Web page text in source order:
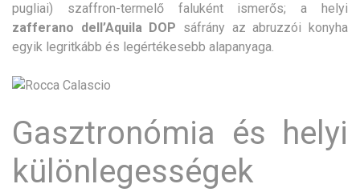
pugliai) szaffron-termelő faluként ismerős; a helyi
zafferano dell’Aquila DOP sáfrány az abruzzói konyha
egyik legritkább és legértékesebb alapanyaga.
Gasztronómia és helyi
különlegességek